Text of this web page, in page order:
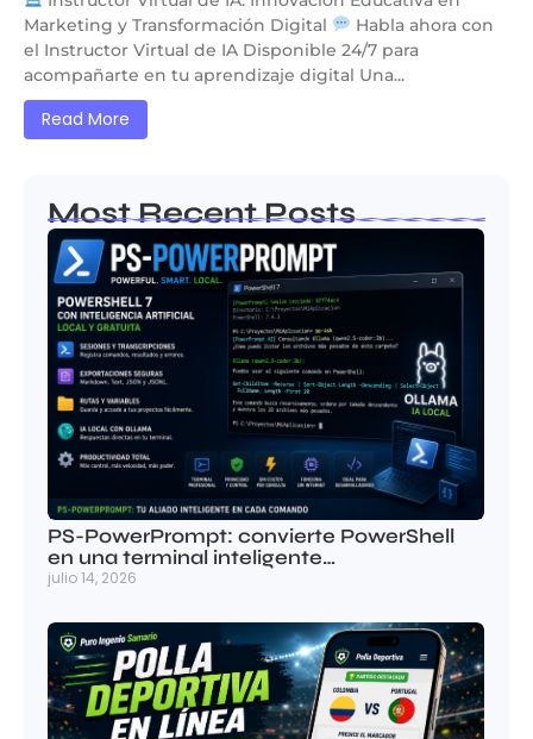
Marketing y Transformación Digital
Habla ahora con
el Instructor Virtual de IA Disponible 24/7 para
acompañarte en tu aprendizaje digital Una...
Read More
Most Recent Posts
PS-PowerPrompt: convierte PowerShell
en una terminal inteligente…
julio 14, 2026